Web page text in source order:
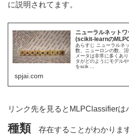
に説明されてます。
ニューラルネット
(scikit-learnの
あらすじ ニューラルネ
数、ニューロンの数、
メータは非常に多くあ
タがどのようにモデル
をscik ...
spjai.com
リンク先を見るとMLPClassifier
種類 存在することがわかります